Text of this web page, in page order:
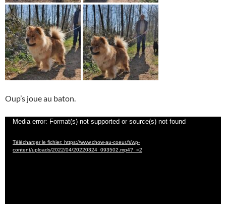
Oup’s joue au baton.
Lecteur
Media error: Format(s) not supported or source(s) not found
Télécharger le fichier: https://www.chow-au-coeur.fr/wp-
content/uploads/2022/04/20220324_093502.mp4?_=2